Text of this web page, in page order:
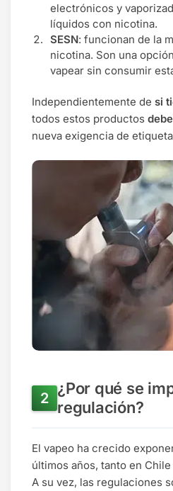
electrónicos y
líquidos con nicotina.
SESN: funcionan de la
nicotina. Son una
vapear sin consumir
Independientemente de si
todos estos productos
nueva exigencia de
¿Por qué se
regulación?
El vapeo ha crecido
últimos años, tanto en
A su vez, las regulaciones